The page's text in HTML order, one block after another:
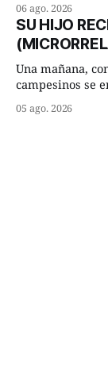
Dime, hombre
consejero, que
inmediato:
06 ago. 2026
SU HIJO
Una mañana,
campesinos se
remolachas, Manuel?
05 ago. 2026